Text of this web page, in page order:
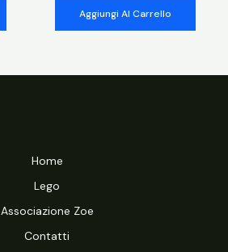
Aggiungi Al Carrello
Home
Lego
Associazione Zoe
Contatti